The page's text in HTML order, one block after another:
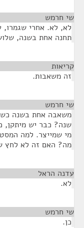
שי חרמש
לא, לא. אחרי שגמרו,
תחנה אחת בשנה,
קריאות
זה משאבות.
שי חרמש
שנה? כבר יש מיתקן,
מי שמייצר. למה
מה? האם זה לא לחץ
עדנה הראל
לא.
שי חרמש
כן.